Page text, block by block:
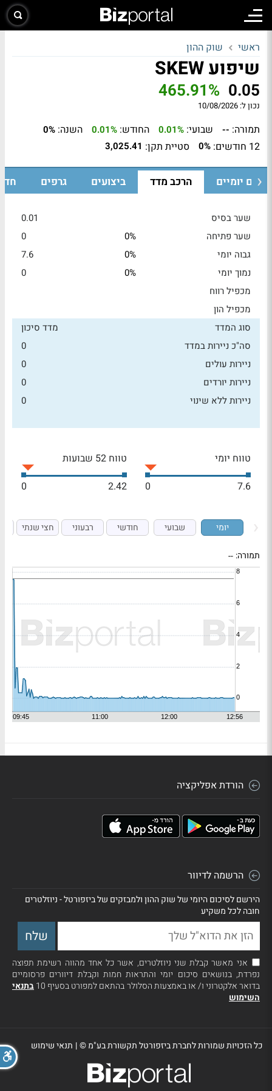
ראשי שוק ההון
שיפוע SKEW
0.05
465.91%
נכון ל: 10/08/2026
תמורה: -- שבועי: 0.01% החודש: 0.01% השנה: 0%
12 חודשים: 0% סטיית תקן: 3,025.41
יומיים הרכב מדד ביצועים גרפים
שער בסיס
0.01
שער פתיחה
0%
0
גבוה יומי
0%
7.6
נמוך יומי
0%
0
מכפיל רווח
מכפיל הון
סוג המדד
מדד סיכון
סה"כ ניירות במדד
0
ניירות עולים
0
ניירות יורדים
0
ניירות ללא שינוי
0
טווח יומי
7.6
0
טווח 52 שבועות
2.42
0
יומי שבועי חודשי רבעוני חצי שנתי
תמורה: --
הורדת אפליקציה
הרשמה לדיוור
הירשם לסיכום היומי של שוק ההון ולמבזקים של ביזפורטל - ניוזלטרים
חובה לכל משקיע
אני מאשר קבלת שני ניוזלטרים, אשר כל אחד מהווה רשימת תפוצה
נפרדת, בנושאים סיכום יומי והתראות חמות וקבלת דיוורים פרסומיים
בדואר אלקטרוני ו/ או באמצעות הסלולר בהתאם למפורט בסעיף 10
בתנאי
השימוש
כל הזכויות שמורות לחברת ביזפורטל תקשורת בע"מ ©| תנאי שימוש